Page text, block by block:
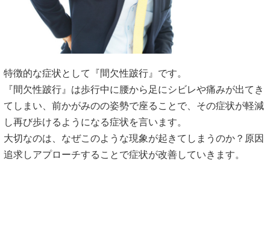
特徴的な症状として『間欠性跛行』です。
『間欠性跛行』は歩行中に腰から足にシビレや痛みが出てき
てしまい、前かがみのの姿勢で座ることで、その症状が軽減
し再び歩けるようになる症状を言います。
大切なのは、なぜこのような現象が起きてしまうのか？原因
追求しアプローチすることで症状が改善していきます。